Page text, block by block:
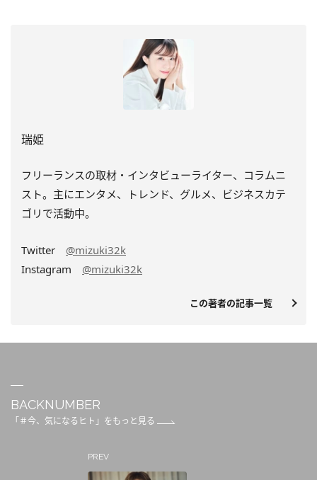
瑞姫
フリーランスの取材・インタビューライター、コラムニ
スト。主にエンタメ、トレンド、グルメ、ビジネスカテ
ゴリで活動中。
Twitter @mizuki32k
Instagram @mizuki32k
この著者の記事一覧
BACKNUMBER
「＃今、気になるヒト」をもっと見る
PREV